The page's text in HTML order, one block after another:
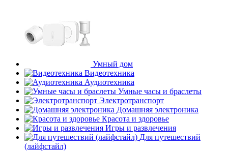
Умный дом
Видеотехника
Аудиотехника
Умные часы и браслеты
Электротранспорт
Домашняя электроника
Красота и здоровье
Игры и развлечения
Для путешествий
(лайфстайл)